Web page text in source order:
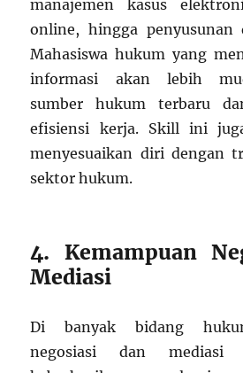
manajemen kasus
online, hingga penyusunan
Mahasiswa hukum yang
informasi akan lebih
sumber hukum terbaru
efisiensi kerja. Skill ini
menyesuaikan diri dengan
sektor hukum.
4. Kemampuan
Mediasi
Di banyak bidang
negosiasi dan mediasi